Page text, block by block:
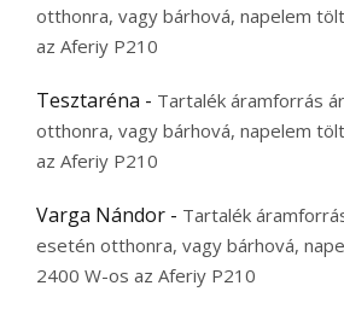
otthonra, vagy bárhová, napelem
az Aferiy P210
Tesztaréna - Tartalék áramforrás
otthonra, vagy bárhová, napelem
az Aferiy P210
Varga Nándor - Tartalék
esetén otthonra, vagy bárhová,
2400 W-os az Aferiy P210